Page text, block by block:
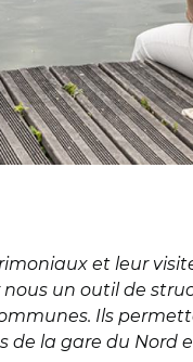
et leur
un outil de
Ils
de la gare du Nord